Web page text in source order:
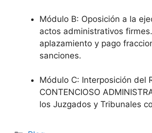
Módulo B: Oposición a la
actos administrativos
aplazamiento y pago
sanciones.
Módulo C: Interposición del
CONTENCIOSO
los Juzgados y Tribunales